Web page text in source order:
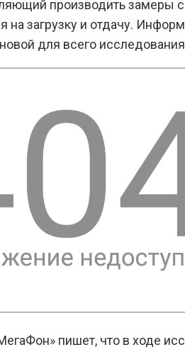
производить замеры
на загрузку и отдачу.
для всего
пишет, что в ходе